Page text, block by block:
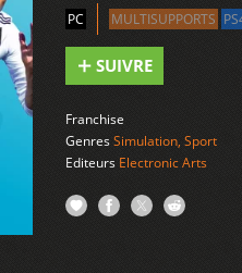
PC MULTISUPPORTS
SUIVRE
Franchise
GenresSimulation, Sport
Editeurs Electronic Arts